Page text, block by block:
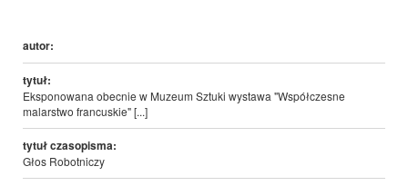
autor:
tytuł:
Eksponowana obecnie w Muzeum Sztuki wystawa "Współczesne
malarstwo francuskie" [...]
tytuł czasopisma:
Głos Robotniczy